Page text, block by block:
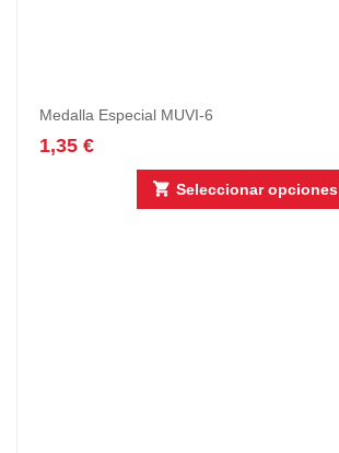
Medalla Especial MUVI-6
1,35 €
Seleccionar opciones